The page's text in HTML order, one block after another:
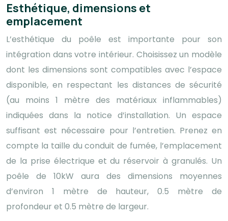
Esthétique, dimensions et
emplacement
L’esthétique du poêle est importante pour son
intégration dans votre intérieur. Choisissez un modèle
dont les dimensions sont compatibles avec l’espace
disponible, en respectant les distances de sécurité
(au moins 1 mètre des matériaux inflammables)
indiquées dans la notice d’installation. Un espace
suffisant est nécessaire pour l’entretien. Prenez en
compte la taille du conduit de fumée, l’emplacement
de la prise électrique et du réservoir à granulés. Un
poêle de 10kW aura des dimensions moyennes
d’environ 1 mètre de hauteur, 0.5 mètre de
profondeur et 0.5 mètre de largeur.